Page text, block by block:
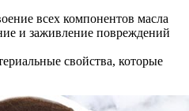
всех компонентов масла
и заживление повреждений
свойства, которые